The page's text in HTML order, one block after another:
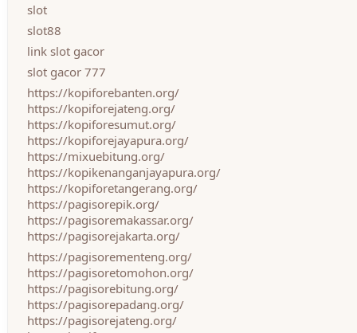
slot
slot88
link slot gacor
slot gacor 777
https://kopiforebanten.org/
https://kopiforejateng.org/
https://kopiforesumut.org/
https://kopiforejayapura.org/
https://mixuebitung.org/
https://kopikenanganjayapura.org/
https://kopiforetangerang.org/
https://pagisorepik.org/
https://pagisoremakassar.org/
https://pagisorejakarta.org/
https://pagisorementeng.org/
https://pagisoretomohon.org/
https://pagisorebitung.org/
https://pagisorepadang.org/
https://pagisorejateng.org/